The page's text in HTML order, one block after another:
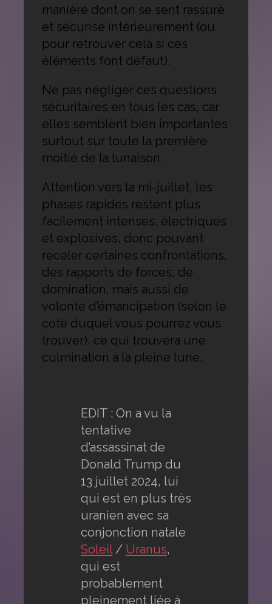
manière dont on se sent rassuré
et sécurisé intérieurement (ou
pour retrouver cela si ces
éléments font défaut).
Ne pas négliger ces questions
sécuritaires en tous les cas, car
elles semblent bien importantes
surtout sur toute la première
moitié de la lunaison.
Attention vers la mi-juillet, les
phases rapides restent plus
facilement intenses, électriques
et explosives, donc pouvant
receler certaines confrontations,
des rapports de forces, de
domination, mais aussi de
volonté d’émancipation (selon le
coté duquel vous pourrez vous
trouver), ce qui trouvera une
culmination à la pleine lune.
EDIT : On a vu la
tentative
d’assassinat de
Donald Trump du
13 juillet 2024, lui
qui est en plus très
uranien avec sa
conjonction natale
Soleil/ Uranus,
qui est
probablement
pleinement liée à